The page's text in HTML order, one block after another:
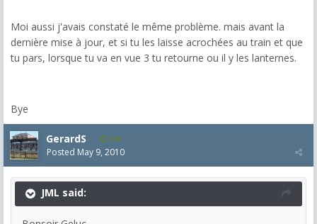
Moi aussi j'avais constaté le même problème. mais avant la
dernière mise à jour, et si tu les laisse acrochées au train et que
tu pars, lorsque tu va en vue 3 tu retourne ou il y les lanternes.
Bye
GerardS 548
Posted May 9, 2010
JML said: